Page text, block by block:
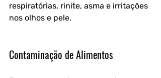
respiratórias, rinite, asma e irritações
nos olhos e pele.
Contaminação de Alimentos